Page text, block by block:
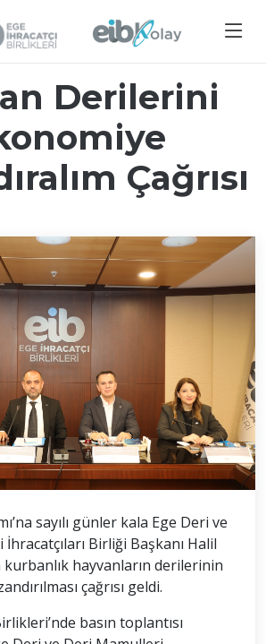
Derilerini
Çağrısı
sayılı günler kala Ege Deri ve
Birliği Başkanı Halil
kurbanlık hayvanların derilerinin
çağrısı geldi.
basın toplantısı